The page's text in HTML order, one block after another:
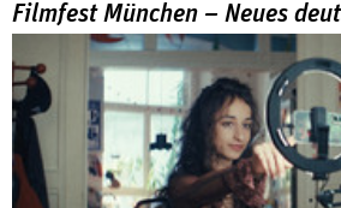
Filmfest München – Neues